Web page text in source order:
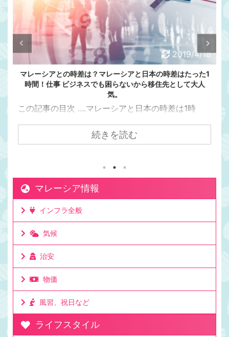
2019/4/18
マレーシアとの時差は？マレーシアと日本の時差はたった1
時間！仕事 ビジネスでも困らないから移住先として大人
気。
この記事の目次 ....マレーシアと日本の時差は1時
アラルンプールまで飛行機で7時間かかるけど時差は
1時間。マレーシアが移住先として人気の理由は時差
絡を取りやすい時差。移住して日本と仕事をしてい
る人もたくさんいる理由。ビジネスでリアルタイム
に連絡が取れるのは利点。ミーティングの時間も決
めやすいお昼休みの感覚も大体似た時間なのでわか
けど問題なし。時差としてはたった一時間 ...
続きを読む
マレーシア情報
インフラ全般
気候
治安
物価
風習、祝日など
ライフスタイル